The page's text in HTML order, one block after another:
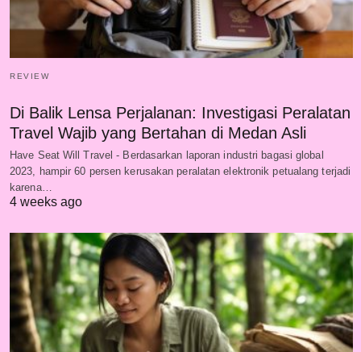
REVIEW
Di Balik Lensa Perjalanan: Investigasi Peralatan
Travel Wajib yang Bertahan di Medan Asli
Have Seat Will Travel - Berdasarkan laporan industri bagasi global
2023, hampir 60 persen kerusakan peralatan elektronik petualang terjadi
karena…
4 weeks ago